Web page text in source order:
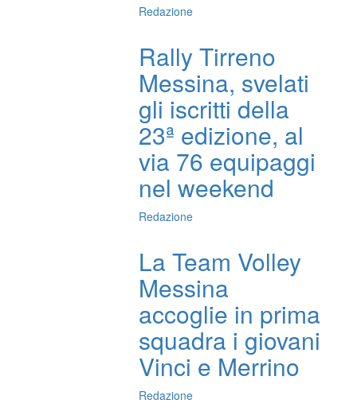
Redazione
Rally Tirreno
Messina, svelati
gli iscritti della
23ª edizione, al
via 76 equipaggi
nel weekend
Redazione
La Team Volley
Messina
accoglie in prima
squadra i giovani
Vinci e Merrino
Redazione